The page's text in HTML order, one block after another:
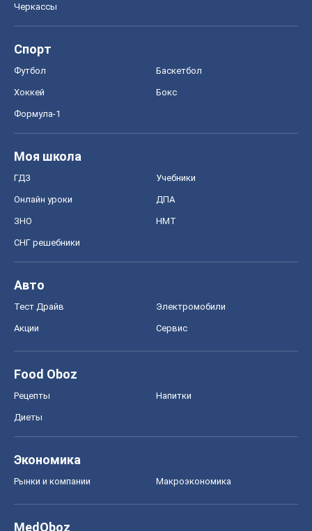
Черкассы
Спорт
Футбол Баскетбол
Хоккей Бокс
Формула-1
Моя школа
ГДЗ Учебники
Онлайн уроки ДПА
ЗНО НМТ
СНГ решебники
Авто
Тест Драйв Электромобили
Акции Сервис
Food Oboz
Рецепты Напитки
Диеты
Экономика
Рынки и компании Mакроэкономика
MedOboz